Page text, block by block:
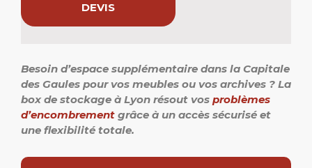
DEVIS
Besoin d’espace supplémentaire dans la Capitale
des Gaules pour vos meubles ou vos archives ? La
box de stockage à Lyon résout vos problèmes
d’encombrement grâce à un accès sécurisé et
une flexibilité totale.